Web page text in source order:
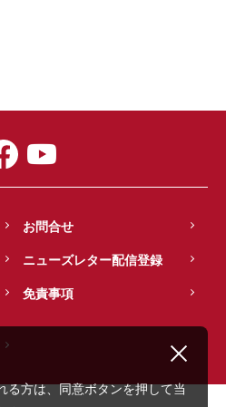
お問合せ
ニューズレター配信登録
免責事項
る方は、同意ボタンを押して当